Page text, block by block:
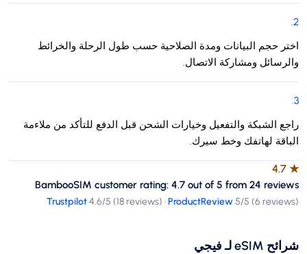
2
.
اختر حجم البيانات ومدة الصلاحية حسب طول الرحلة والخرائط
والرسائل ومشاركة الاتصال.
3
.
راجع الشبكة والتفعيل وخيارات الشحن قبل الدفع للتأكد من ملاءمة
الباقة لهاتفك وخط سيرك.
★
4.7
BambooSIM customer rating: 4.7 out of 5 from 24 reviews
Trustpilot4.6/5 (18 reviews) ·ProductReview5/5 (6 reviews)
شرائح eSIM لـ فيجي